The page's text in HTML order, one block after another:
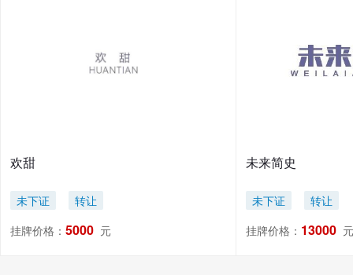
欢甜
未下证
转让
挂牌价格： 5000 元
未来简史
未下证
转让
挂牌价格： 13000 元